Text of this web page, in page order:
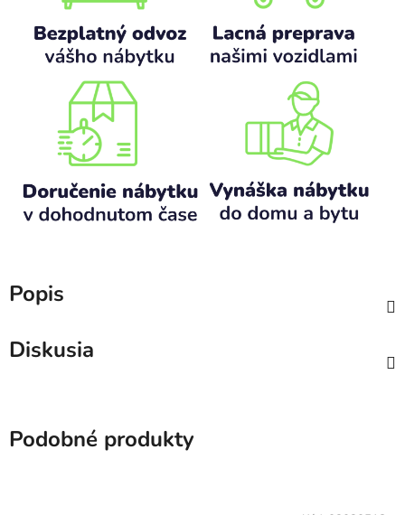
Popis
Diskusia
Podobné produkty